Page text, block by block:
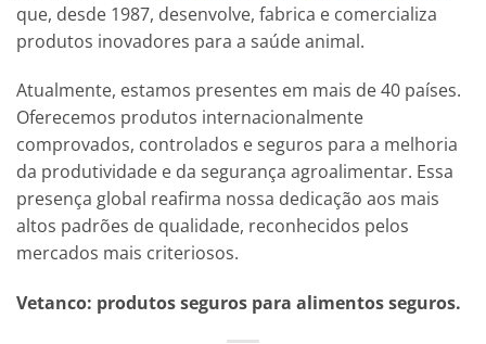
que, desde 1987, desenvolve, fabrica e comercializa
produtos inovadores para a saúde animal.
Atualmente, estamos presentes em mais de 40 países.
Oferecemos produtos internacionalmente
comprovados, controlados e seguros para a melhoria
da produtividade e da segurança agroalimentar. Essa
presença global reafirma nossa dedicação aos mais
altos padrões de qualidade, reconhecidos pelos
mercados mais criteriosos.
Vetanco: produtos seguros para alimentos seguros.